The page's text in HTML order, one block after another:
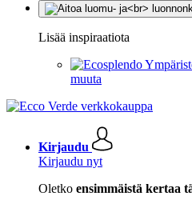
Lisää inspiraatiota
muuta
Kirjaudu
Kirjaudu nyt
Oletko ensimmäistä kertaa